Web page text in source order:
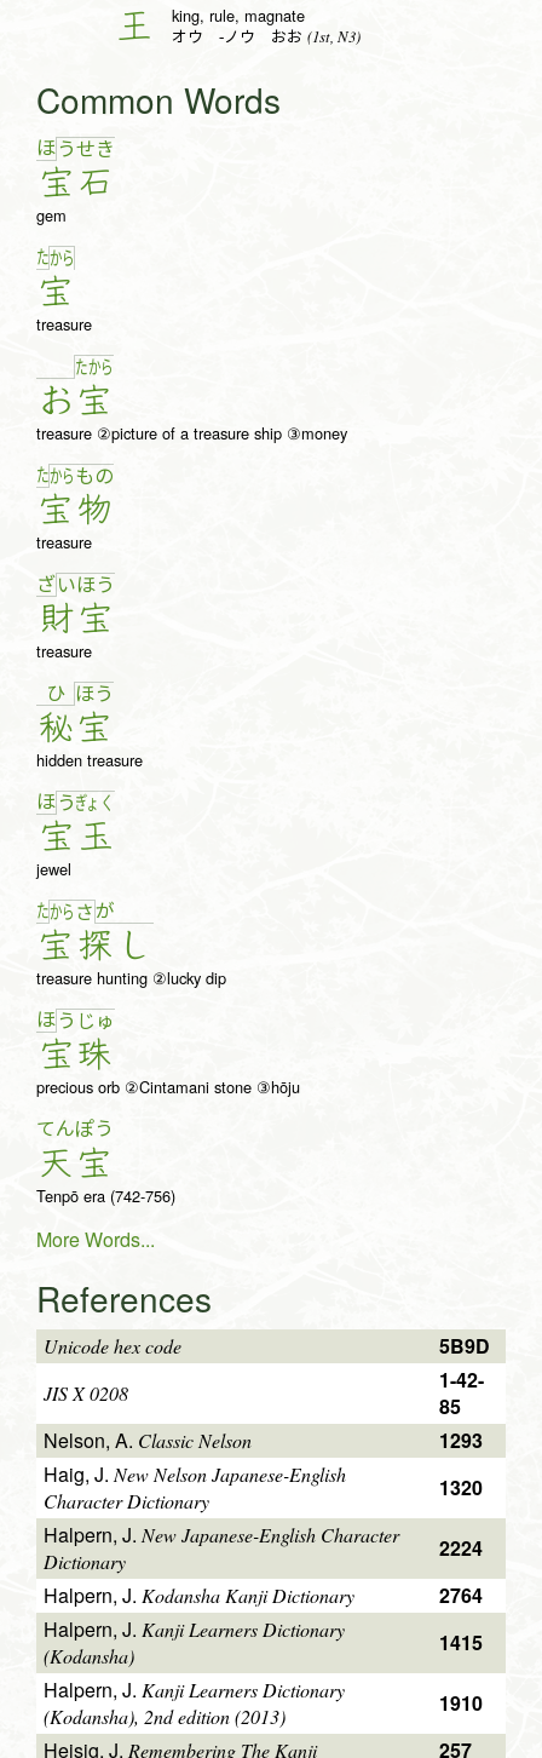
王 king, rule, magnate
オウ -ノウ おお (1st, N3)
Common Words
ほ う
宝
せき
石
gem
たから
宝
treasure
お
たから
宝
treasure ②picture of a treasure ship ③money
たから
宝
も の
物
treasure
ざい
財
ほう
宝
treasure
ひ
秘
ほう
宝
hidden treasure
ほ う
宝
ぎょ く
玉
jewel
たから
宝
さが
探 し
treasure hunting ②lucky dip
ほ う
宝
じゅ
珠
precious orb ②Cintamani stone ③hōju
てん
天
ぽう
宝
Tenpō era (742-756)
More Words...
References
Unicode hex code 5B9D
JIS X 0208
1-42-
85
Nelson, A. Classic Nelson
1293
Haig, J.New Nelson Japanese-English
Character Dictionary
1320
Halpern, J. New Japanese-English Character
Dictionary
2224
Halpern, J. Kodansha Kanji Dictionary
2764
Halpern, J. Kanji Learners Dictionary
(Kodansha)
1415
Halpern, J. Kanji Learners Dictionary
(Kodansha), 2nd edition (2013)
1910
Heisig, J. Remembering The Kanji 257